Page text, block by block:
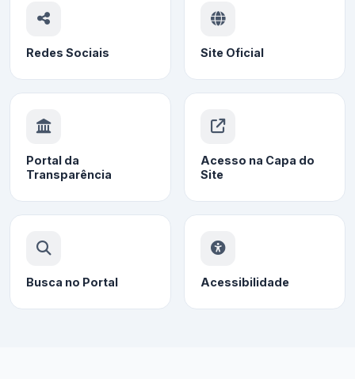
Redes Sociais Site Oficial
Portal da
Transparência
Acesso na Capa do
Site
Busca no Portal Acessibilidade